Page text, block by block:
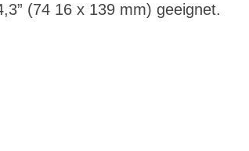
(74 16 x 139 mm) geeignet.